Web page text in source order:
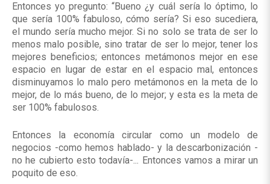
Entonces yo pregunto: “Bueno ¿y cuál sería lo óptimo, lo
que sería 100% fabuloso, cómo sería? Si eso sucediera,
el mundo sería mucho mejor. Si no solo se trata de ser lo
menos malo posible, sino tratar de ser lo mejor, tener los
mejores beneficios; entonces metámonos mejor en ese
espacio en lugar de estar en el espacio mal, entonces
disminuyamos lo malo pero metámonos en la meta de lo
mejor, de lo más bueno, de lo mejor; y esta es la meta de
ser 100% fabulosos.
Entonces la economía circular como un modelo de
negocios -como hemos hablado- y la descarbonización -
no he cubierto esto todavía-... Entonces vamos a mirar un
poquito de eso.